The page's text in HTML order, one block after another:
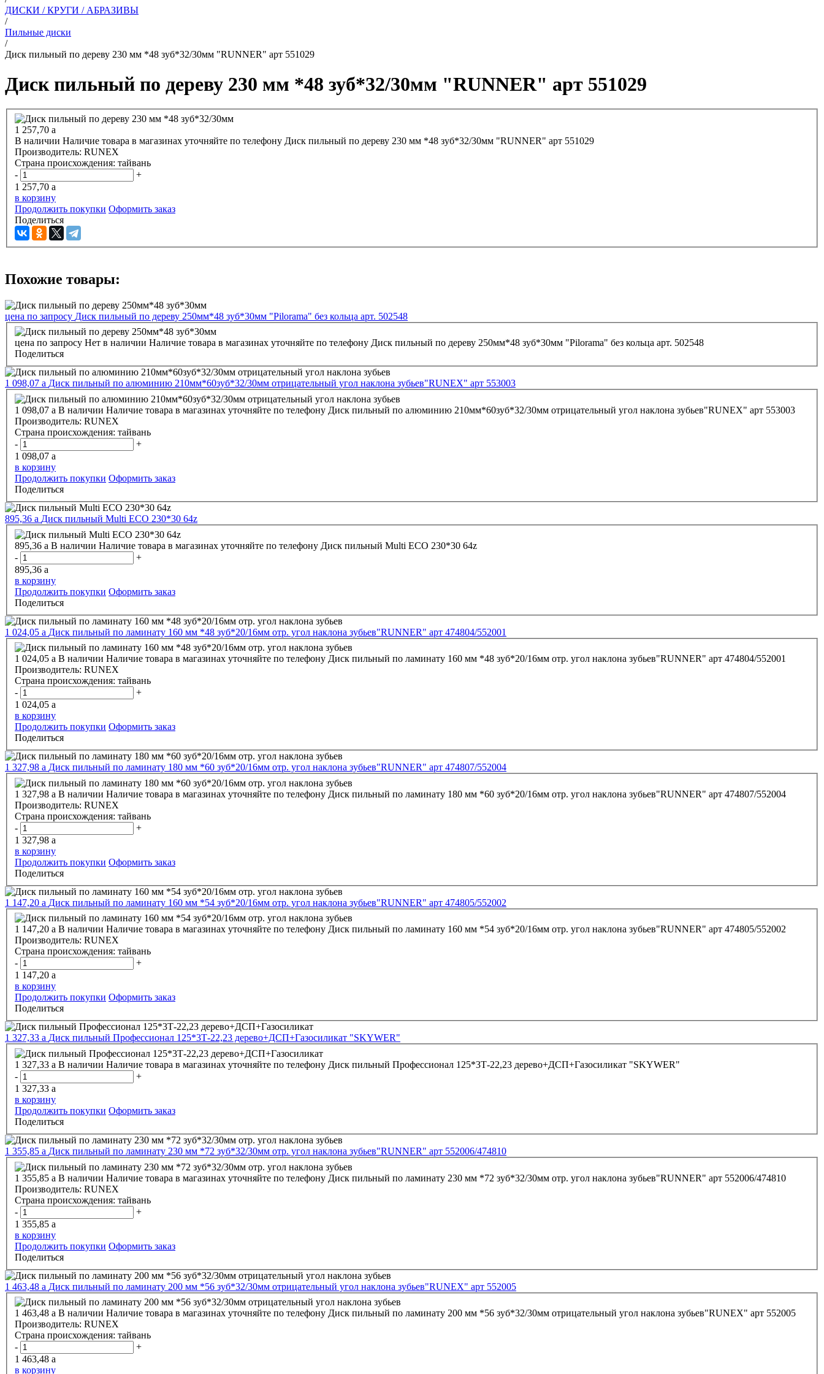
ДИСКИ / КРУГИ / АБРАЗИВЫ
/
Пильные диски
/
Диск пильный по дереву 230 мм *48 зуб*32/30мм "RUNNER" арт 551029
Диск пильный по дереву 230 мм *48 зуб*32/30мм "RUNNER" арт 551029
1 257,70 a
В наличии Наличие товара в магазинах уточняйте по телефону Диск пильный по дереву 230 мм *48 зуб*32/30мм "RUNNER" арт 551029
Производитель: RUNEX
Страна происхождения: тайвань
-
+
1 257,70 a
в корзину
Продолжить покупки Оформить заказ
Поделиться
Похожие товары:
цена по запросу Диск пильный по дереву 250мм*48 зуб*30мм "Pilorama" без кольца арт. 502548
цена по запросу Нет в наличии Наличие товара в магазинах уточняйте по телефону Диск пильный по дереву 250мм*48 зуб*30мм "Pilorama" без кольца арт. 502548
Поделиться
1 098,07 a Диск пильный по алюминию 210мм*60зуб*32/30мм отрицательный угол наклона зубьев"RUNEX" арт 553003
1 098,07 a В наличии Наличие товара в магазинах уточняйте по телефону Диск пильный по алюминию 210мм*60зуб*32/30мм отрицательный угол наклона зубьев"RUNEX" арт 553003
Производитель: RUNEX
Страна происхождения: тайвань
-
+
1 098,07 a
в корзину
Продолжить покупки Оформить заказ
Поделиться
895,36 a Диск пильный Multi ECO 230*30 64z
895,36 a В наличии Наличие товара в магазинах уточняйте по телефону Диск пильный Multi ECO 230*30 64z
-
+
895,36 a
в корзину
Продолжить покупки Оформить заказ
Поделиться
1 024,05 a Диск пильный по ламинату 160 мм *48 зуб*20/16мм отр. угол наклона зубьев"RUNNER" арт 474804/552001
1 024,05 a В наличии Наличие товара в магазинах уточняйте по телефону Диск пильный по ламинату 160 мм *48 зуб*20/16мм отр. угол наклона зубьев"RUNNER" арт 474804/552001
Производитель: RUNEX
Страна происхождения: тайвань
-
+
1 024,05 a
в корзину
Продолжить покупки Оформить заказ
Поделиться
1 327,98 a Диск пильный по ламинату 180 мм *60 зуб*20/16мм отр. угол наклона зубьев"RUNNER" арт 474807/552004
1 327,98 a В наличии Наличие товара в магазинах уточняйте по телефону Диск пильный по ламинату 180 мм *60 зуб*20/16мм отр. угол наклона зубьев"RUNNER" арт 474807/552004
Производитель: RUNEX
Страна происхождения: тайвань
-
+
1 327,98 a
в корзину
Продолжить покупки Оформить заказ
Поделиться
1 147,20 a Диск пильный по ламинату 160 мм *54 зуб*20/16мм отр. угол наклона зубьев"RUNNER" арт 474805/552002
1 147,20 a В наличии Наличие товара в магазинах уточняйте по телефону Диск пильный по ламинату 160 мм *54 зуб*20/16мм отр. угол наклона зубьев"RUNNER" арт 474805/552002
Производитель: RUNEX
Страна происхождения: тайвань
-
+
1 147,20 a
в корзину
Продолжить покупки Оформить заказ
Поделиться
1 327,33 a Диск пильный Профессионал 125*3Т-22,23 дерево+ДСП+Газосиликат "SKYWER"
1 327,33 a В наличии Наличие товара в магазинах уточняйте по телефону Диск пильный Профессионал 125*3Т-22,23 дерево+ДСП+Газосиликат "SKYWER"
-
+
1 327,33 a
в корзину
Продолжить покупки Оформить заказ
Поделиться
1 355,85 a Диск пильный по ламинату 230 мм *72 зуб*32/30мм отр. угол наклона зубьев"RUNNER" арт 552006/474810
1 355,85 a В наличии Наличие товара в магазинах уточняйте по телефону Диск пильный по ламинату 230 мм *72 зуб*32/30мм отр. угол наклона зубьев"RUNNER" арт 552006/474810
Производитель: RUNEX
Страна происхождения: тайвань
-
+
1 355,85 a
в корзину
Продолжить покупки Оформить заказ
Поделиться
1 463,48 a Диск пильный по ламинату 200 мм *56 зуб*32/30мм отрицательный угол наклона зубьев"RUNEX" арт 552005
1 463,48 a В наличии Наличие товара в магазинах уточняйте по телефону Диск пильный по ламинату 200 мм *56 зуб*32/30мм отрицательный угол наклона зубьев"RUNEX" арт 552005
Производитель: RUNEX
Страна происхождения: тайвань
-
+
1 463,48 a
в корзину